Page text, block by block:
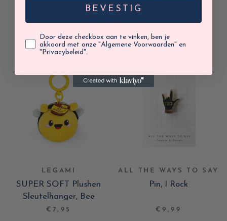
SUPER SOFT Plushen
LEGAMI
SUPER SOFT Plushen
Sleutelhanger, Bee
€7,95
ALL THE WAYS TO SAY
Pin, I Rock
€9,99
BEVESTIG
Door deze checkbox aan te vinken, ben je
akkoord met onze "Algemene Voorwaarden" en
"Privacybeleid".